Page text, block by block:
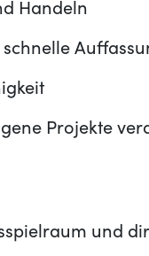
Handeln
Projekte
und